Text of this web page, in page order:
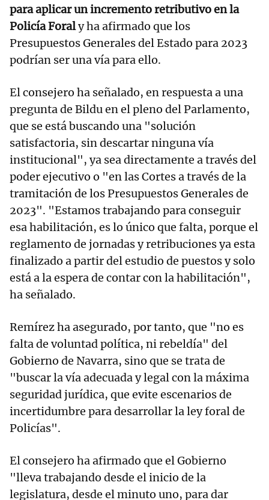
para aplicar un incremento retributivo en la
Policía Foraly ha afirmado que los
Presupuestos Generales del Estado para 2023
podrían ser una vía para ello.
El consejero ha señalado, en respuesta a una
pregunta de Bildu en el pleno del Parlamento,
que se está buscando una "solución
satisfactoria, sin descartar ninguna vía
institucional", ya sea directamente a través del
poder ejecutivo o "en las Cortes a través de la
tramitación de los Presupuestos Generales de
2023". "Estamos trabajando para conseguir
esa habilitación, es lo único que falta, porque el
reglamento de jornadas y retribuciones ya esta
finalizado a partir del estudio de puestos y solo
está a la espera de contar con la habilitación",
ha señalado.
Remírez ha asegurado, por tanto, que "no es
falta de voluntad política, ni rebeldía" del
Gobierno de Navarra, sino que se trata de
"buscar la vía adecuada y legal con la máxima
seguridad jurídica, que evite escenarios de
incertidumbre para desarrollar la ley foral de
Policías".
El consejero ha afirmado que el Gobierno
"lleva trabajando desde el inicio de la
legislatura, desde el minuto uno, para dar